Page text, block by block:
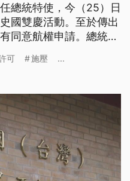
總統特使，今（25）日
國雙慶活動。至於傳出
同意航權申請。總統府
可 施壓 ...